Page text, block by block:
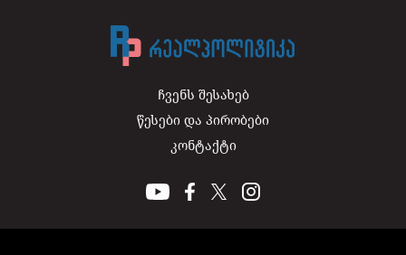
ჩვენს შესახებ
წესები და პირობები
კონტაქტი